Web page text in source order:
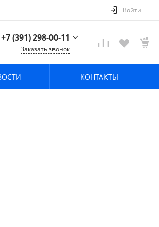
Войти
+7 (391) 298-00-11
г. Красноярск, пер.
Заказать звонок
КОНТАКТЫ